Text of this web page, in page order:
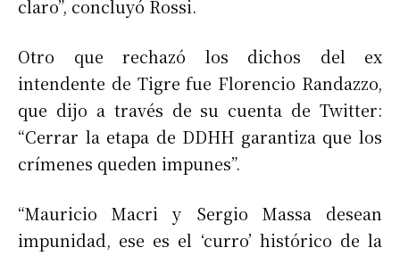
claro”, concluyó Rossi.
Otro que rechazó los dichos del ex
intendente de Tigre fue Florencio Randazzo,
que dijo a través de su cuenta de Twitter:
“Cerrar la etapa de DDHH garantiza que los
crímenes queden impunes”.
“Mauricio Macri y Sergio Massa desean
impunidad, ese es el ‘curro’ histórico de la